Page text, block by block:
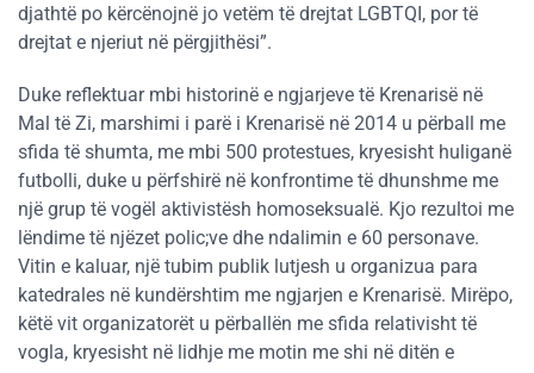
djathtë po kërcënojnë jo vetëm të drejtat LGBTQI, por të
drejtat e njeriut në përgjithësi”.
Duke reflektuar mbi historinë e ngjarjeve të Krenarisë në
Mal të Zi, marshimi i parë i Krenarisë në 2014 u përball me
sfida të shumta, me mbi 500 protestues, kryesisht huliganë
futbolli, duke u përfshirë në konfrontime të dhunshme me
një grup të vogël aktivistësh homoseksualë. Kjo rezultoi me
lëndime të njëzet polic;ve dhe ndalimin e 60 personave.
Vitin e kaluar, një tubim publik lutjesh u organizua para
katedrales në kundërshtim me ngjarjen e Krenarisë. Mirëpo,
këtë vit organizatorët u përballën me sfida relativisht të
vogla, kryesisht në lidhje me motin me shi në ditën e